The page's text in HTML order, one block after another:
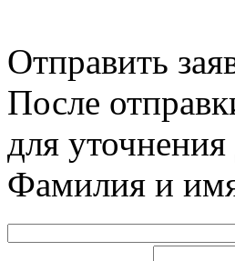
Отправить
После
для уточнения
Фамилия и